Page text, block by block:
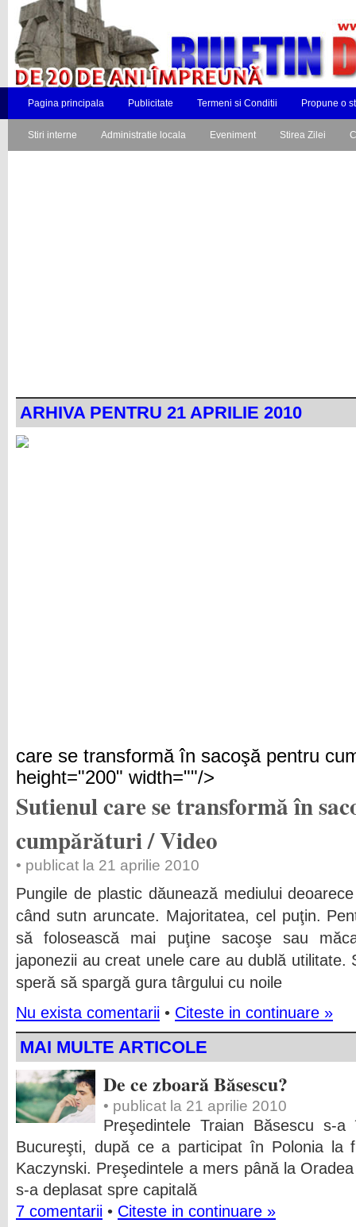
Pagina principala Publicitate Termeni si Conditii Propune o
Stiri interne Administratie locala Eveniment Stirea Zilei
ARHIVA PENTRU 21 APRILIE 2010
care se transformă în sacoşă pentru
height="200" width=""/>
Sutienul care se transformă în
cumpărături / Video
• publicat la 21 aprilie 2010
Pungile de plastic dăunează mediului
când sutn aruncate. Majoritatea, cel puţin.
să folosească mai puţine sacoşe sau
japonezii au creat unele care au dublă utilitate.
speră să spargă gura târgului cu noile
Nu exista comentarii • Citeste in continuare »
MAI MULTE ARTICOLE
De ce zboară Băsescu?
• publicat la 21 aprilie 2010
Preşedintele Traian Băsescu s-
Bucureşti, după ce a participat în Polonia la
Kaczynski. Preşedintele a mers până la
s-a deplasat spre capitală
7 comentarii • Citeste in continuare »